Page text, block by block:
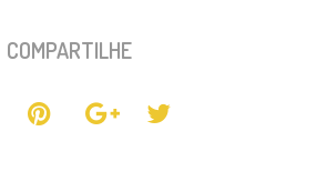
COMPARTILHE